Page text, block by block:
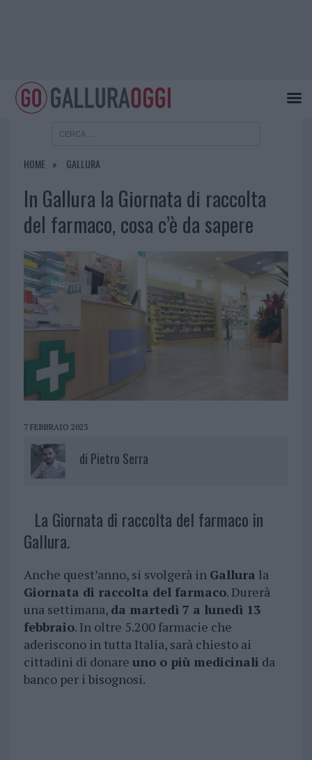
HOME GALLURA
In Gallura la Giornata di raccolta
del farmaco, cosa c’è da sapere
7 FEBBRAIO 2023
di Pietro Serra
La Giornata di raccolta del farmaco in
Gallura.
Anche quest’anno, si svolgerà in Gallura la
Giornata di raccolta del farmaco. Durerà
una settimana, da martedì 7 a lunedì 13
febbraio. In oltre 5.200 farmacie che
aderiscono in tutta Italia, sarà chiesto ai
cittadini di donare uno o più medicinali da
banco per i bisognosi.